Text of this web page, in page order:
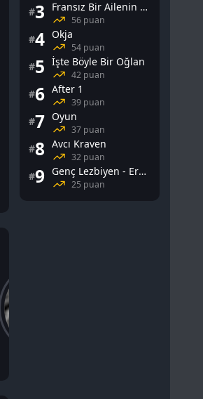
#3 Fransız Bir Ailenin Cinsel Yaşamı
56 puan
#4 Okja
54 puan
#5 İşte Böyle Bir Oğlan
42 puan
#6 After 1
39 puan
#7 Oyun
37 puan
#8 Avcı Kraven
32 puan
#9 Genç Lezbiyen - Erotik
25 puan